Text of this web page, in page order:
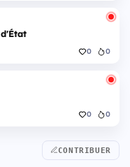
0 0
0 0
CONTRIBUER